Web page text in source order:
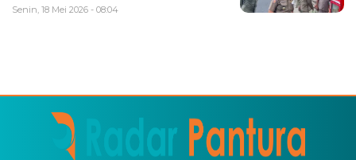
Senin, 18 Mei 2026 - 08:04